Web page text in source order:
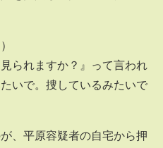
られますか？』って言われ
いで。捜しているみたいで
、平原容疑者の自宅から押